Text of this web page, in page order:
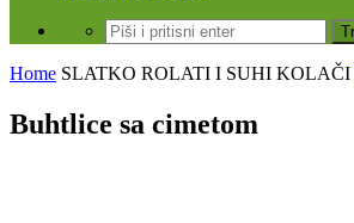
Home SLATKO ROLATI I SUHI KOLAČI
Buhtlice sa cimetom